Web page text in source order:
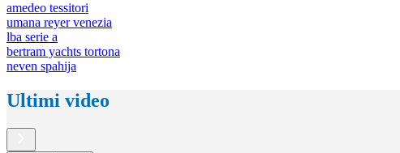
amedeo tessitori
umana reyer venezia
lba serie a
bertram yachts tortona
neven spahija
Ultimi video